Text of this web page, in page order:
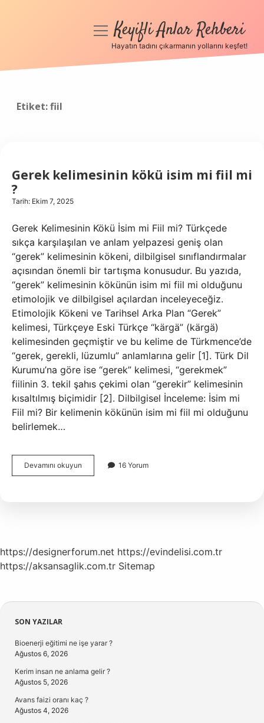
Anasayfa
menüyüKeyifli Anlar Rehberi
Hayatın tadını çıkarmanın yollarını keşfet!
Etiket:fiil
Gerek kelimesinin kökü isim mi fiil mi
?
Tarih: Ekim 7, 2025
Gerek Kelimesinin Kökü İsim mi Fiil mi? Türkçede
sıkça karşılaşılan ve anlam yelpazesi geniş olan
“gerek” kelimesinin kökeni, dilbilgisel sınıflandırmalar
açısından önemli bir tartışma konusudur. Bu yazıda,
“gerek” kelimesinin kökünün isim mi fiil mi olduğunu
etimolojik ve dilbilgisel açılardan inceleyeceğiz.
Etimolojik Kökeni ve Tarihsel Arka Plan “Gerek”
kelimesi, Türkçeye Eski Türkçe “kärgä” (kärgä)
kelimesinden geçmiştir ve bu kelime de Türkmence’de
“gerek, gerekli, lüzumlu” anlamlarına gelir [1]. Türk Dil
Kurumu’na göre ise “gerek” kelimesi, “gerekmek”
fiilinin 3. tekil şahıs çekimi olan “gerekir” kelimesinin
kısaltılmış biçimidir [2]. Dilbilgisel İnceleme: İsim mi
Fiil mi? Bir kelimenin kökünün isim mi fiil mi olduğunu
belirlemek…
Devamını okuyun
kelimesinin
16 Yorum
https://designerforum.net https://evindelisi.com.tr
https://aksansaglik.com.tr Sitemap
Sidebar
SON YAZILAR
Bioenerji eğitimi ne işe yarar ?
Ağustos 6, 2026
Kerim insan ne anlama gelir ?
Ağustos 5, 2026
Avans faizi oranı kaç ?
Ağustos 4, 2026